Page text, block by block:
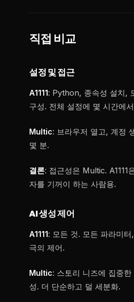
직접 비교
설정 및 접근
A1111: Python, 종속성 설치,
구성. 전체 설정에 몇 시간에
Multic: 브라우저 열고, 계정
몇 분.
결론: 접근성은 Multic. A1111
자를 기꺼이 하는 사람용.
AI 생성 제어
A1111: 모든 것. 모든 파라미
극의 제어.
Multic: 스토리 니즈에 집중한
성. 더 단순하고 덜 세분화.